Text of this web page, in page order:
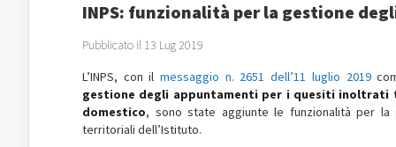
INPS: funzionalità per la gestione
Pubblicato il 13 Lug 2019
L’INPS, con ilmessaggio n. 2651 dell’11 luglio 2019
gestione degli appuntamenti per i quesiti inoltrati
domestico, sono state aggiunte le funzionalità per
territoriali dell’Istituto.